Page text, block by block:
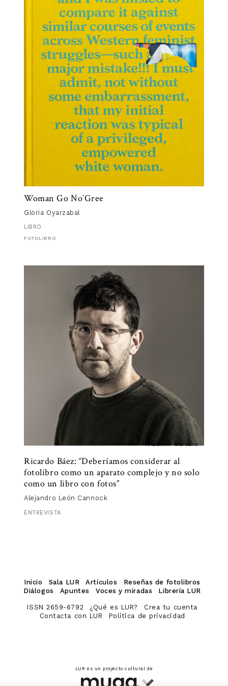
29,00 €
FOTOLIBRO
Woman Go No´Gree
Gloria Oyarzabal
LIBRO
FOTOLIBRO
Vladimir Marcano
Ricardo Báez: “Deberíamos considerar al
fotolibro como un aparato complejo y no solo
como un libro con fotos”
Alejandro León Cannock
ENTREVISTA
Inicio Sala LUR Artículos
Reseñas de fotolibros
Diálogos
Apuntes Voces y miradas Librería LUR
ISSN 2659-6792 ¿Qué es LUR?
Crea tu cuenta
Contacta con LUR
Política de privacidad
LUR es un proyecto cultural de